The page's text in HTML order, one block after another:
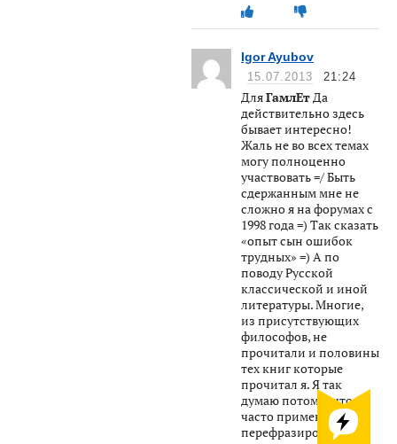
Igor Ayubov
15.07.2013 21:24
ДляГамлЕтДа
действительно здесь
бывает интересно!
Жаль не во всех темах
могу полноценно
участвовать =/ Быть
сдержанным мне не
сложно я на форумах с
1998 года =) Так сказать
«опыт сын ошибок
трудных» =) А по
поводу Русской
классической и иной
литературы. Многие,
из присутствующих
философов, не
прочитали и половины
тех книг которые
прочитал я. Я так
думаю потому , что
часто применяю
перефразированные